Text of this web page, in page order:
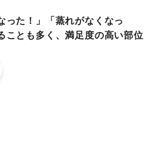
った！」「蒸れがなくなっ
ことも多く、満足度の高い部位